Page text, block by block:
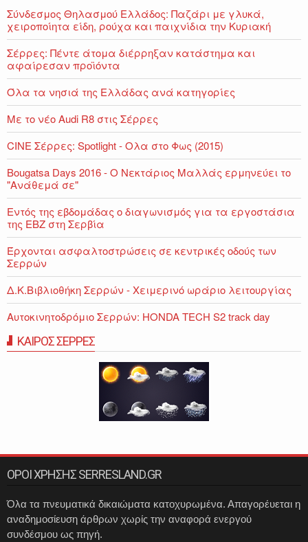
Σύνδεσμος Θηλασμού Ελλάδος: Παζάρι με γλυκά,
χειροποίητα είδη, ρούχα και παιχνίδια την Κυριακή
Σέρρες: Πέντε άτομα διέρρηξαν κατάστημα και
αφαίρεσαν προϊόντα
Όλα τα νησιά της Ελλάδας ανά κατηγορίες
Με το νέο Audi R8 στις Σέρρες
CINE Σέρρες: Spotlight - Ολα στο Φως (2015)
Bougatsa Days 2016 - Ο Νεκτάριος Μαλλάς ερμηνεύει το
"Ανάθεμά σε"
Εντός της εβδομάδας ο διαγωνισμός για τα εργοστάσια
της ΕΒΖ στη Σερβία
Έρχονται ασφαλτοστρώσεις σε κεντρικές οδούς των
Σερρών
Δ.Κ.Βιβλιοθήκη Σερρών - Χειμερινό ωράριο λειτουργίας
Αυτοκινητοδρόμιο Σερρών: HONDA TECH S2 track day
ΚΑΙΡΟΣ ΣΕΡΡΕΣ
ΟΡΟΙ ΧΡΗΣΗΣ SERRESLAND.GR
Όλα τα πνευματικά δικαιώματα κατοχυρωμένα. Απαγορέυεται η
αναδημοσίευση άρθρων χωρίς την αναφορά ενεργού
συνδέσμου ως πηγή.